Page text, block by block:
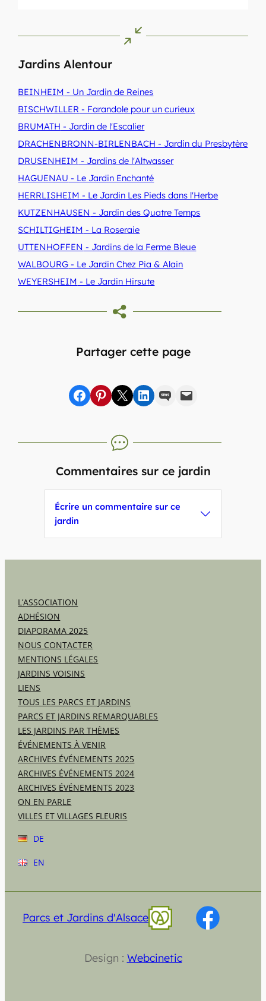
Jardins Alentour
BEINHEIM - Un Jardin de Reines
BISCHWILLER - Farandole pour un curieux
BRUMATH - Jardin de l'Escalier
DRACHENBRONN-BIRLENBACH - Jardin du Presbytère
DRUSENHEIM - Jardins de l'Altwasser
HAGUENAU - Le Jardin Enchanté
HERRLISHEIM - Le Jardin Les Pieds dans l'Herbe
KUTZENHAUSEN - Jardin des Quatre Temps
SCHILTIGHEIM - La Roseraie
UTTENHOFFEN - Jardins de la Ferme Bleue
WALBOURG - Le Jardin Chez Pia & Alain
WEYERSHEIM - Le Jardin Hirsute
Partager cette page
Partager sur Facebook
sur Pinterest
sur X sur LinkedIn
par SMSpar e-mail
Commentaires sur ce jardin
Écrire un commentaire sur ce
jardin
L’ASSOCIATION
ADHÉSION
DIAPORAMA 2025
NOUS CONTACTER
MENTIONS LÉGALES
JARDINS VOISINS
LIENS
TOUS LES PARCS ET JARDINS
PARCS ET JARDINS REMARQUABLES
LES JARDINS PAR THÈMES
ÉVÉNEMENTS À VENIR
ARCHIVES ÉVÉNEMENTS 2025
ARCHIVES ÉVÉNEMENTS 2024
ARCHIVES ÉVÉNEMENTS 2023
ON EN PARLE
VILLES ET VILLAGES FLEURIS
DE
EN
Parcs et Jardins d'Alsace
Design : Webcinetic